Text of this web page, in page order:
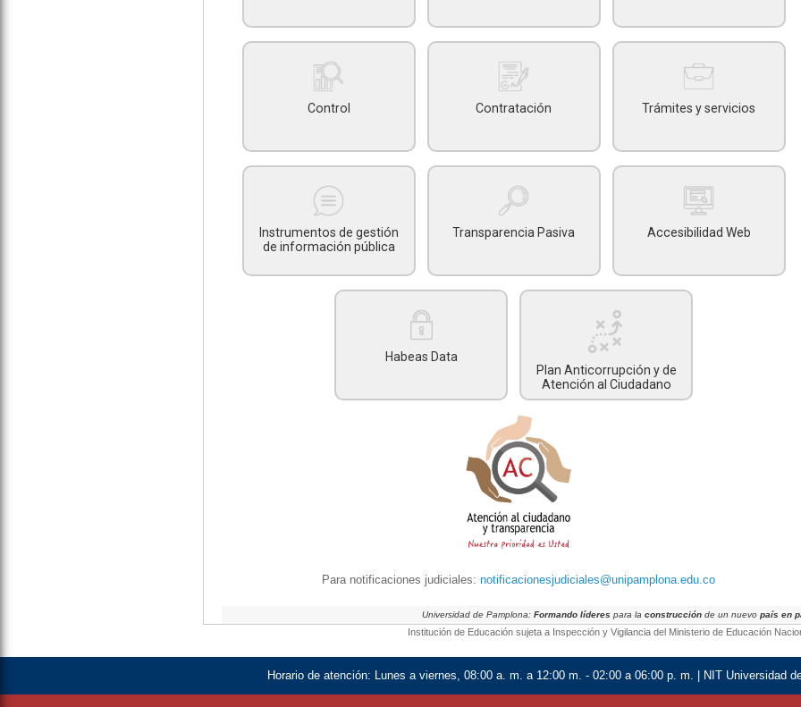
Control Contratación Trámites y servicios
Instrumentos de gestión
de información pública
Transparencia Pasiva Accesibilidad Web
Habeas Data
Plan Anticorrupción y de
Atención al Ciudadano
Para notificaciones judiciales: notificacionesjudiciales@unipamplona.edu.co
Universidad de Pamplona:Formando líderes para laconstrucción de un nuevopaís en
Institución de Educación sujeta a Inspección y Vigilancia del Ministerio de Educación
Horario de atención: Lunes a viernes, 08:00 a. m. a 12:00 m. - 02:00 a 06:00 p. m. | NIT Universidad